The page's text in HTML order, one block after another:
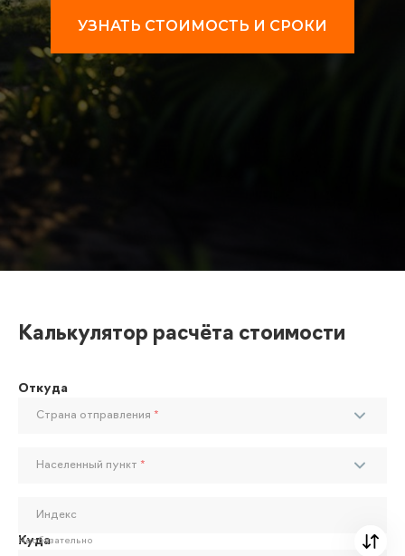
УЗНАТЬ СТОИМОСТЬ И СРОКИ
Калькулятор расчёта стоимости
Откуда
Страна отправления *
Населенный пункт *
Индекс
Необязательно
Куда